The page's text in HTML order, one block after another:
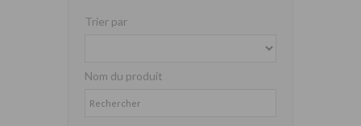
Trier par
Nom du produit